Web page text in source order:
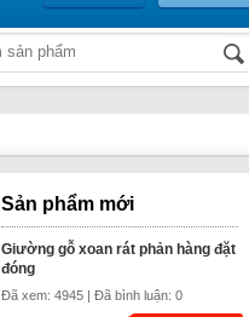
Sản phẩm mới
Giường gỗ xoan rát phản hàng đặt
đóng
Đã xem: 4945 | Đã bình luận: 0